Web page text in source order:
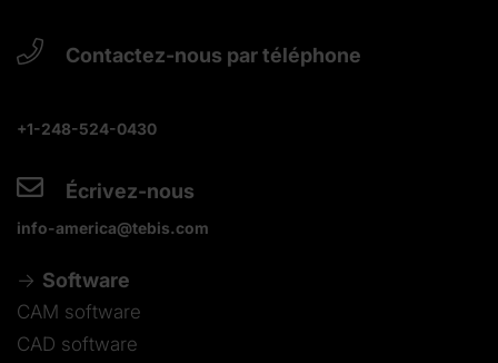
Contactez-nous par téléphone
+1-248-524-0430
Écrivez-nous
info-america@tebis.com
Software
CAM software
CAD software